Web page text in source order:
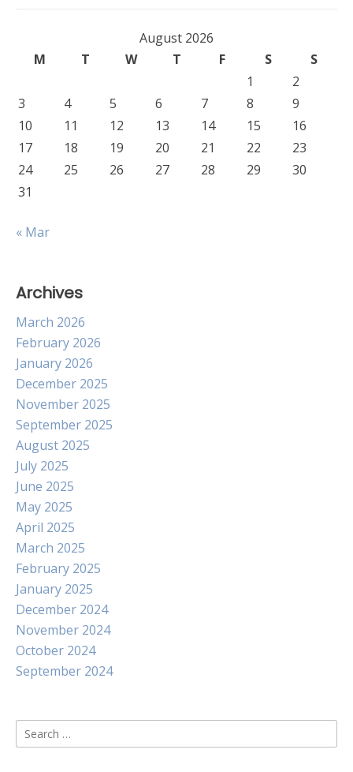
August 2026
M
T W T F S
S
1
2
3
4 5 6 7 8
9
10
11 12 13 14 15
16
17
18 19 20 21 22
23
24
25 26 27 28 29
30
31
« Mar
Archives
March 2026
February 2026
January 2026
December 2025
November 2025
September 2025
August 2025
July 2025
June 2025
May 2025
April 2025
March 2025
February 2025
January 2025
December 2024
November 2024
October 2024
September 2024
Search
for: